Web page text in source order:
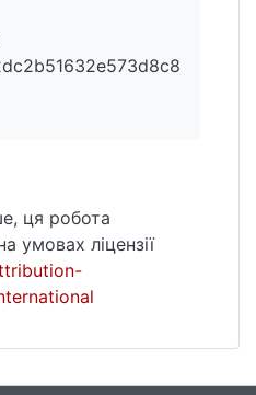
ця робота
умовах ліцензії